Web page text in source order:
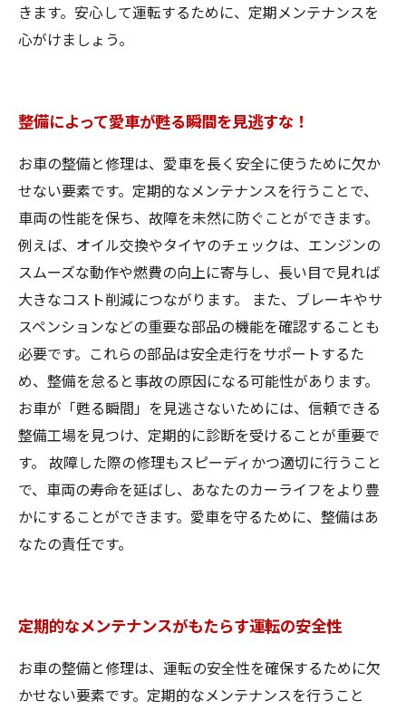
きます。安心して運転するために、定期メンテナンスを
心がけましょう。
整備によって愛車が甦る瞬間を見逃すな！
お車の整備と修理は、愛車を長く安全に使うために欠か
せない要素です。定期的なメンテナンスを行うことで、
車両の性能を保ち、故障を未然に防ぐことができます。
例えば、オイル交換やタイヤのチェックは、エンジンの
スムーズな動作や燃費の向上に寄与し、長い目で見れば
大きなコスト削減につながります。 また、ブレーキやサ
スペンションなどの重要な部品の機能を確認することも
必要です。これらの部品は安全走行をサポートするた
め、整備を怠ると事故の原因になる可能性があります。
お車が「甦る瞬間」を見逃さないためには、信頼できる
整備工場を見つけ、定期的に診断を受けることが重要で
す。 故障した際の修理もスピーディかつ適切に行うこと
で、車両の寿命を延ばし、あなたのカーライフをより豊
かにすることができます。愛車を守るために、整備はあ
なたの責任です。
定期的なメンテナンスがもたらす運転の安全性
お車の整備と修理は、運転の安全性を確保するために欠
かせない要素です。定期的なメンテナンスを行うこと